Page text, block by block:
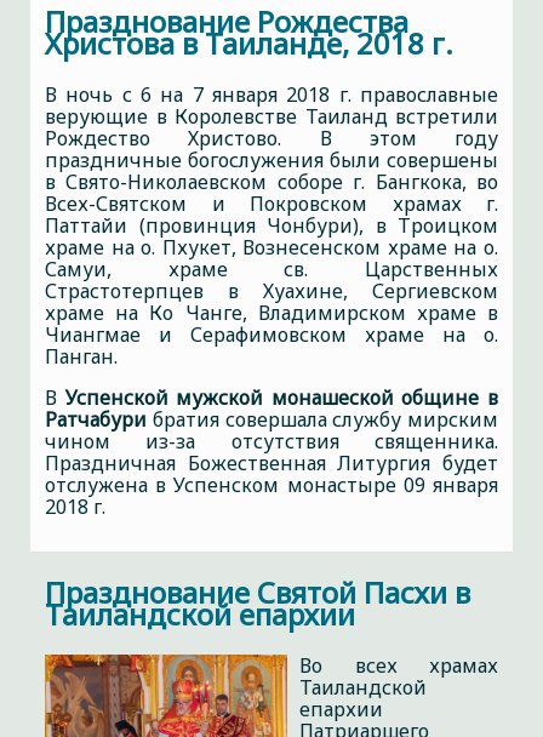
Празднование Рождества
Христова в Таиланде, 2018 г.
В ночь с 6 на 7 января 2018 г. православные
верующие в Королевстве Таиланд встретили
Рождество Христово. В этом году
праздничные богослужения были совершены
в Свято-Николаевском соборе г. Бангкока, во
Всех-Святском и Покровском храмах г.
Паттайи (провинция Чонбури), в Троицком
храме на о. Пхукет, Вознесенском храме на о.
Самуи, храме св. Царственных
Страстотерпцев в Хуахине, Сергиевском
храме на Ко Чанге, Владимирском храме в
Чиангмае и Серафимовском храме на о.
Панган.
ВУспенской мужской монашеской общине в
Ратчабури братия совершала службу мирским
чином из-за отсутствия священника.
Праздничная Божественная Литургия будет
отслужена в Успенском монастыре 09 января
2018 г.
Празднование Святой Пасхи в
Таиландской епархии
Во всех храмах
Таиландской
епархии
Патриаршего